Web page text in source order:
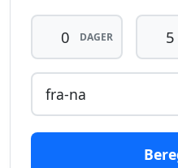
timer
04.08.2026
15
timer
03.08.2026
DAGER